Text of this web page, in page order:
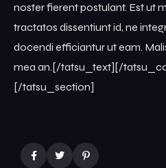
noster fierent postulant. Est ut
tractatos dissentiunt id, ne
docendi efficiantur ut eam.
mea an.[/tatsu_text][/
[/tatsu_section]